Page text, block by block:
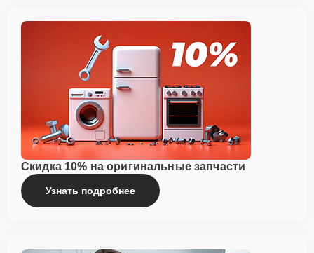
Скидка 10% на оригинальные запчасти
Узнать подробнее